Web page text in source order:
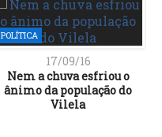
POLÍTICA
17/09/16
Nem a chuva esfriou o
ânimo da população do
Vilela